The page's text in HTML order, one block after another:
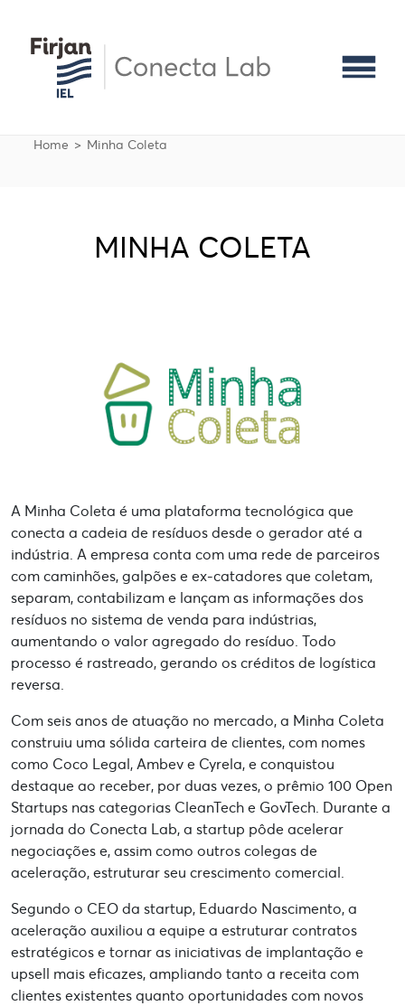
Trilha de navegação
Home Minha Coleta
MINHA COLETA
A Minha Coleta é uma plataforma tecnológica que
conecta a cadeia de resíduos desde o gerador até a
indústria. A empresa conta com uma rede de parceiros
com caminhões, galpões e ex-catadores que coletam,
separam, contabilizam e lançam as informações dos
resíduos no sistema de venda para indústrias,
aumentando o valor agregado do resíduo. Todo
processo é rastreado, gerando os créditos de logística
reversa.
Com seis anos de atuação no mercado, a Minha Coleta
construiu uma sólida carteira de clientes, com nomes
como Coco Legal, Ambev e Cyrela, e conquistou
destaque ao receber, por duas vezes, o prêmio 100 Open
Startups nas categorias CleanTech e GovTech. Durante a
jornada do Conecta Lab, a startup pôde acelerar
negociações e, assim como outros colegas de
aceleração, estruturar seu crescimento comercial.
Segundo o CEO da startup, Eduardo Nascimento, a
aceleração auxiliou a equipe a estruturar contratos
estratégicos e tornar as iniciativas de implantação e
upsell mais eficazes, ampliando tanto a receita com
clientes existentes quanto oportunidades com novos